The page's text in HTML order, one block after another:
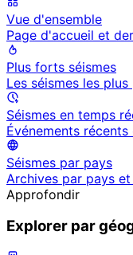
Vue d'ensemble
Page d'accueil et
Plus forts séismes
Les séismes les
Séismes en temps
Événements
Séismes par pays
Archives par pays
Approfondir
Explorer par